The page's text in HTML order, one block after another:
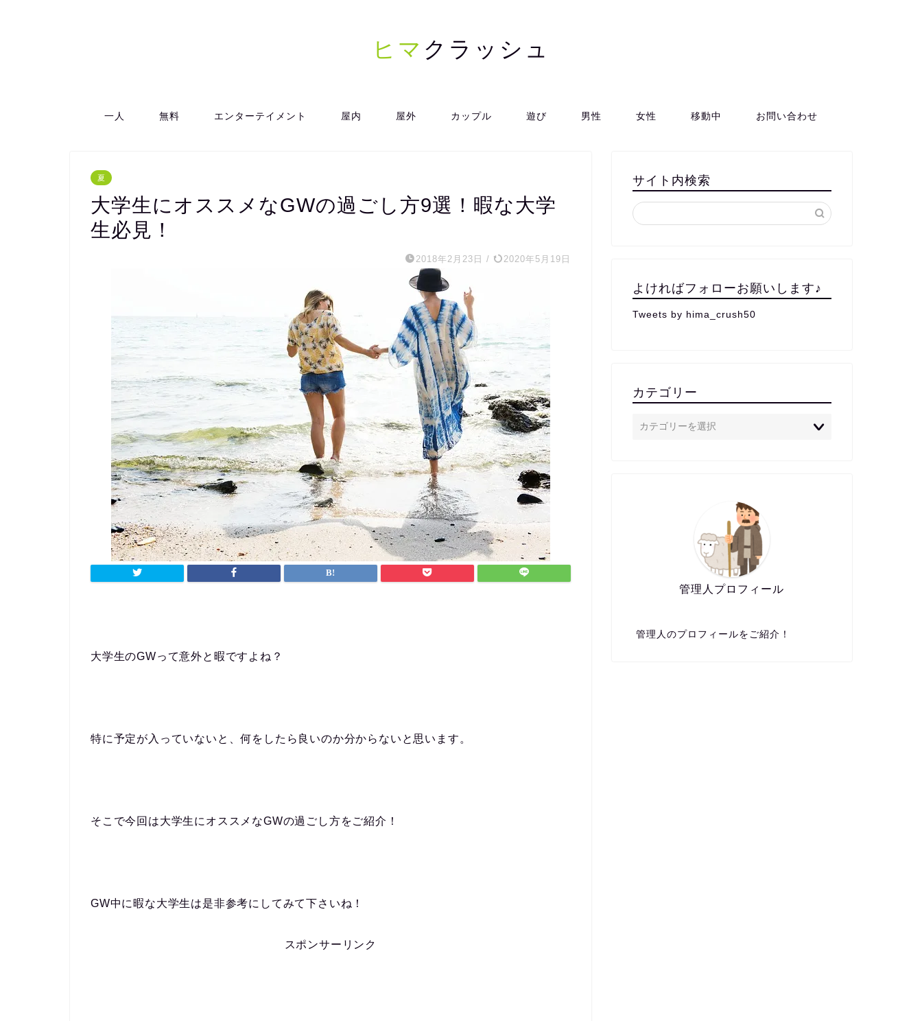
ヒマ クラッシュ
一人 無料 エンターテイメント 屋内 屋外 カップル 遊び 男性 女性 移動中 お問い合わせ
夏
大学生にオススメなGWの過ごし方9選！暇な大学
生必見！
2018年2月23日 / 2020年5月19日
大学生のGWって意外と暇ですよね？
特に予定が入っていないと、何をしたら良いのか分からないと思います。
そこで今回は大学生にオススメなGWの過ごし方をご紹介！
GW中に暇な大学生は是非参考にしてみて下さいね！
スポンサーリンク
サイト内検索
よければフォローお願いします♪
Tweets by hima_crush50
カテゴリー
管理人プロフィール
管理人のプロフィールをご紹介！